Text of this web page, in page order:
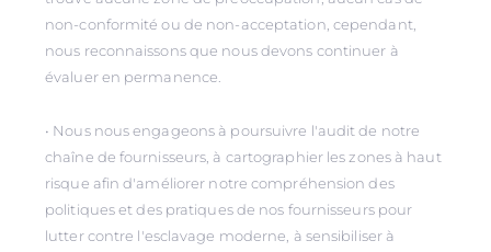
non-conformité ou de non-acceptation, cependant,
nous reconnaissons que nous devons continuer à
évaluer en permanence.
• Nous nous engageons à poursuivre l'audit de notre
chaîne de fournisseurs, à cartographier les zones à haut
risque afin d'améliorer notre compréhension des
politiques et des pratiques de nos fournisseurs pour
lutter contre l'esclavage moderne, à sensibiliser à